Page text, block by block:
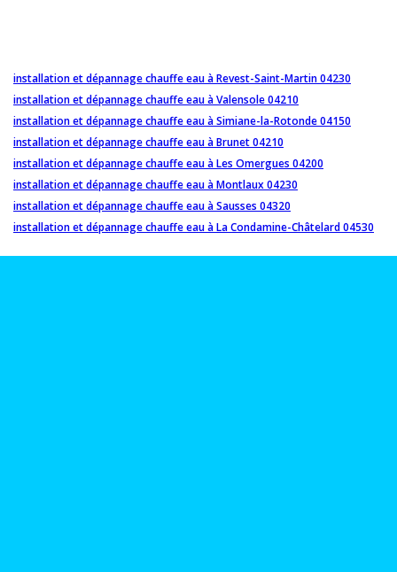
installation et dépannage chauffe eau à Revest-Saint-Martin 04230
installation et dépannage chauffe eau à Valensole 04210
installation et dépannage chauffe eau à Simiane-la-Rotonde 04150
installation et dépannage chauffe eau à Brunet 04210
installation et dépannage chauffe eau à Les Omergues 04200
installation et dépannage chauffe eau à Montlaux 04230
installation et dépannage chauffe eau à Sausses 04320
installation et dépannage chauffe eau à La Condamine-Châtelard 04530